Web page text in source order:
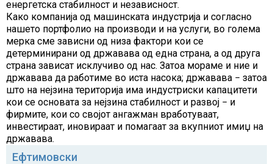
енергетска стабилност и независност.
Како компанија од машинската индустрија и согласно
нашето портфолио на производи и на услуги, во голема
мерка сме зависни од низа фактори кои се
детерминирани од државава од една страна, а од друга
страна зависат исклучиво од нас. Затоа мораме и ние и
државава да работиме во иста насока; државава − затоа
што на нејзина територија има индустриски капацитети
кои се основата за нејзина стабилност и развој − и
фирмите, кои со својот ангажман вработуваат,
инвестираат, иновираат и помагаат за вкупниот имиџ на
државава.
Ефтимовски